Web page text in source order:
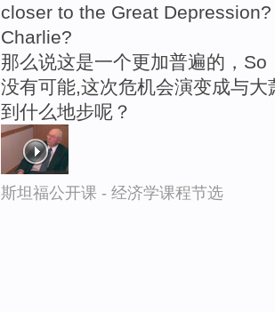
closer to the Great
Charlie?
那么说这是一个更加普遍的，So
没有可能,这次危机会演变成与
到什么地步呢？
斯坦福公开课 - 经济学课程节选